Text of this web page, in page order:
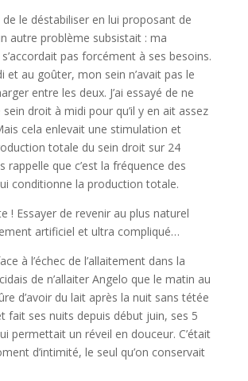
de le déstabiliser en lui proposant de
autre problème subsistait : ma
pas forcément à ses besoins.
et au goûter, mon sein n’avait pas le
entre les deux. J’ai essayé de ne
droit à midi pour qu’il y en ait assez
cela enlevait une stimulation et
totale du sein droit sur 24
rappelle que c’est la fréquence des
conditionne la production totale.
! Essayer de revenir au plus naturel
artificiel et ultra compliqué…
à l’échec de l’allaitement dans la
de n’allaiter Angelo que le matin au
d’avoir du lait après la nuit sans tétée
fait ses nuits depuis début juin, ses 5
permettait un réveil en douceur. C’était
d’intimité, le seul qu’on conservait